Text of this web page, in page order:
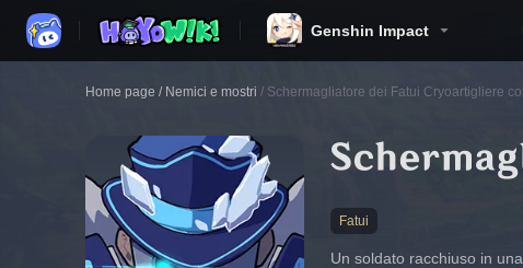
Genshin Impact
Home page / Nemici e mostri / Schermagliatore dei Fatui Cryoartigliere
Fatui
Un soldato racchiuso in